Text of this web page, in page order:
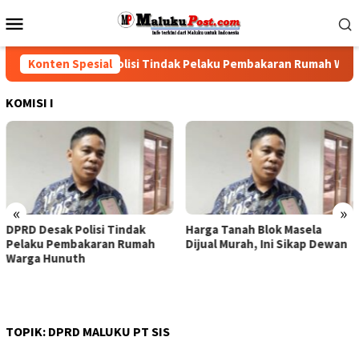
ke
Mobile
Konten Spesial
DPRD Desak Polisi Tindak Pelaku Pembakaran Rumah
KOMISI I
« »
DPRD Desak Polisi Tindak
Pelaku Pembakaran Rumah
Warga Hunuth
Harga Tanah Blok Masela
Dijual Murah, Ini Sikap Dewan
TOPIK: DPRD MALUKU PT SIS